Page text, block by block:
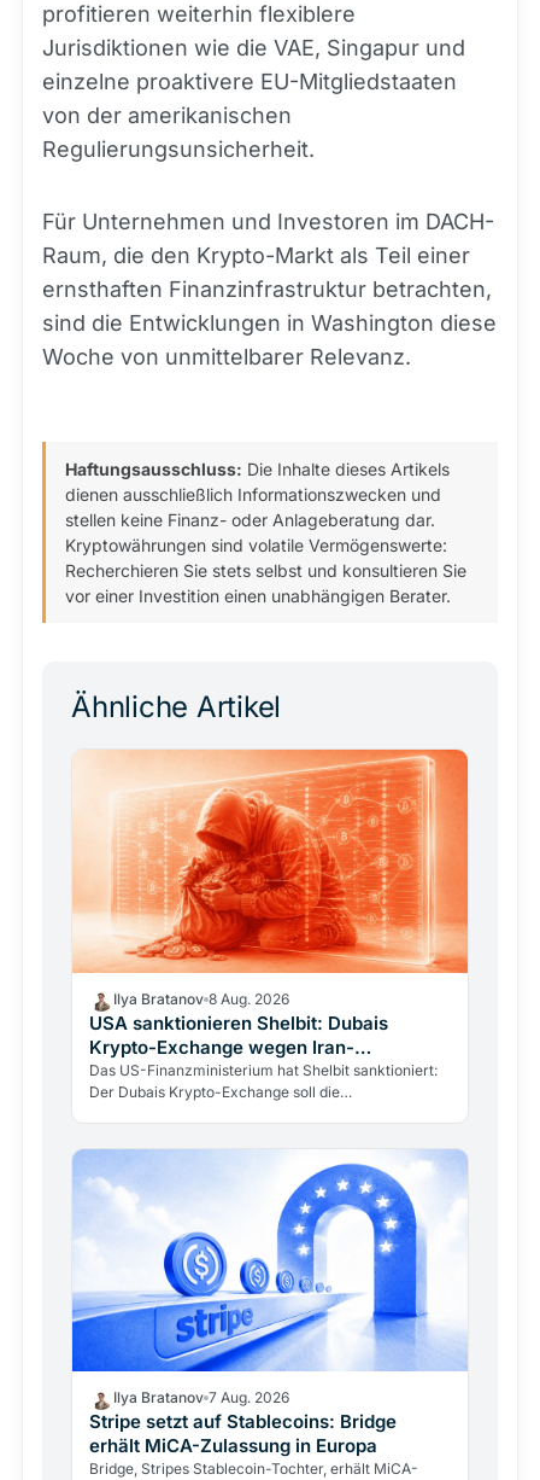
profitieren weiterhin flexiblere
Jurisdiktionen wie die VAE, Singapur und
einzelne proaktivere EU-Mitgliedstaaten
von der amerikanischen
Regulierungsunsicherheit.
Für Unternehmen und Investoren im DACH-
Raum, die den Krypto-Markt als Teil einer
ernsthaften Finanzinfrastruktur betrachten,
sind die Entwicklungen in Washington diese
Woche von unmittelbarer Relevanz.
Haftungsausschluss: Die Inhalte dieses Artikels
dienen ausschließlich Informationszwecken und
stellen keine Finanz- oder Anlageberatung dar.
Kryptowährungen sind volatile Vermögenswerte:
Recherchieren Sie stets selbst und konsultieren Sie
vor einer Investition einen unabhängigen Berater.
Ähnliche Artikel
Ilya Bratanov 8 Aug. 2026
USA sanktionieren Shelbit: Dubais
Krypto-Exchange wegen Iran-
Finanzierung
Das US-Finanzministerium hat Shelbit sanktioniert:
Der Dubais Krypto-Exchange soll die
Ilya Bratanov 7 Aug. 2026
Stripe setzt auf Stablecoins: Bridge
erhält MiCA-Zulassung in Europa
Bridge, Stripes Stablecoin-Tochter, erhält MiCA-